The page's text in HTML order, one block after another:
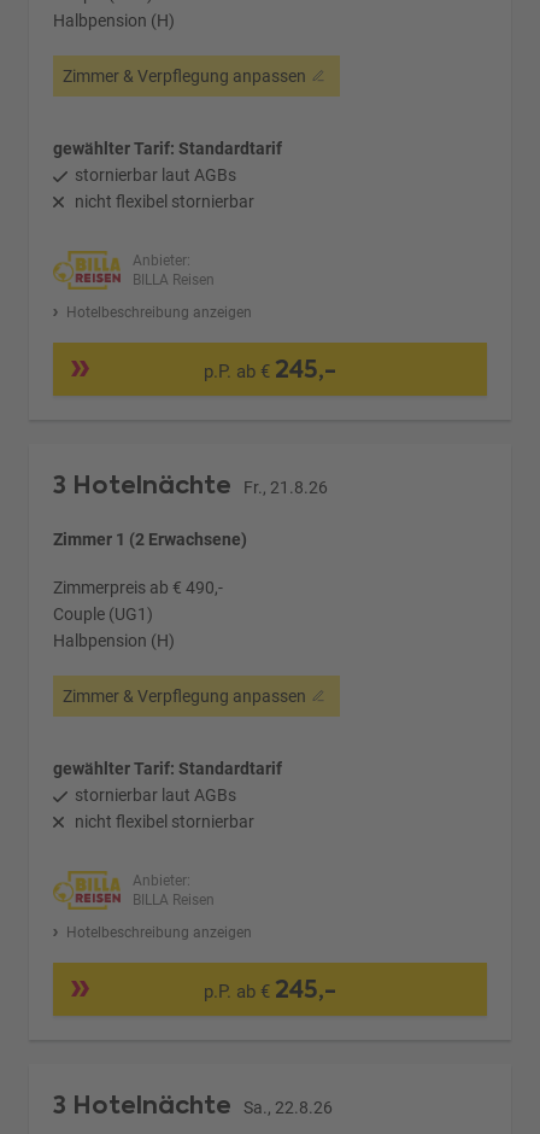
Halbpension (H)
Zimmer & Verpflegung anpassen
gewählter Tarif: Standardtarif
stornierbar laut AGBs
nicht flexibel stornierbar
Anbieter:
BILLA Reisen
Hotelbeschreibung anzeigen
p.P. ab € 245,-
3 Hotelnächte Fr., 21.8.26
Zimmer 1 (2 Erwachsene)
Zimmerpreis ab € 490,-
Couple (UG1)
Halbpension (H)
Zimmer & Verpflegung anpassen
gewählter Tarif: Standardtarif
stornierbar laut AGBs
nicht flexibel stornierbar
Anbieter:
BILLA Reisen
Hotelbeschreibung anzeigen
p.P. ab € 245,-
3 Hotelnächte Sa., 22.8.26